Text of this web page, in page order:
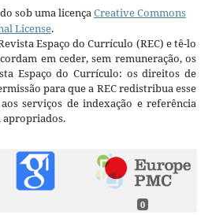
sob uma licençaCreative Commons
License.
Espaço do Currículo (REC) e tê-lo
em ceder, sem remuneração, os
Espaço do Currículo: os direitos de
para que a REC redistribua esse
serviços de indexação e referência
apropriados.
0